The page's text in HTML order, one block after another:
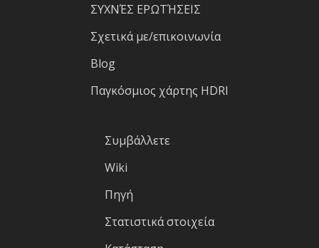
ΣΥΧΝΈΣ ΕΡΩΤΉΣΕΙΣ
Σχετικά με/επικοινωνία
Blog
Παγκόσμιος χάρτης HDRI
Συμβάλλετε
Wiki
Πηγή
Στατιστικά στοιχεία